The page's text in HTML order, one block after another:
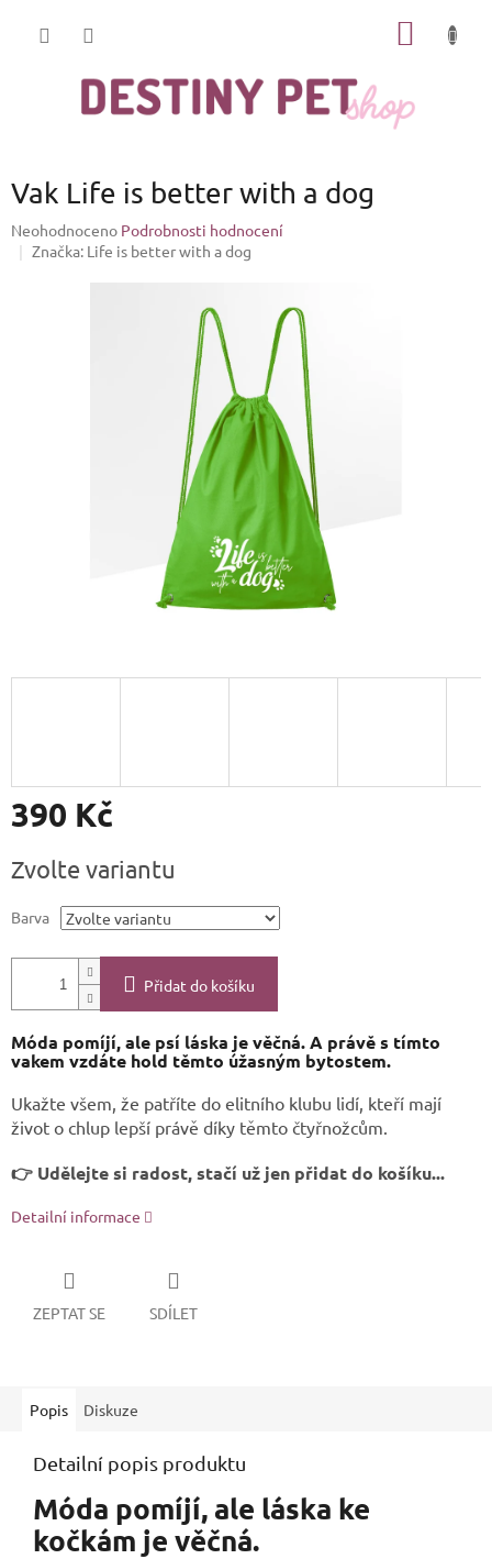
Vak Life is better with a dog
Průměrné
hodnocení
Neohodnoceno Podrobnosti hodnocení
Značka: Life is better with a dog
390 Kč
cena:
Zvolte variantu
Barva
Přidat do košíku
Móda pomíjí, ale psí láska je věčná. A právě s tímto
vakem vzdáte hold těmto úžasným bytostem.
Ukažte všem, že patříte do elitního klubu lidí, kteří mají
život o chlup lepší právě díky těmto čtyřnožcům.
👉 Udělejte si radost, stačí už jen přidat do košíku...
Detailní informace
ZEPTAT SE SDÍLET
Popis Diskuze
Detailní popis produktu
Móda pomíjí, ale láska ke
kočkám je věčná.